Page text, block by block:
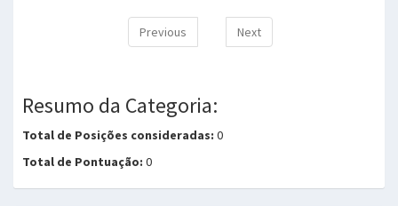
Previous Next
Resumo da Categoria:
Total de Posições consideradas: 0
Total de Pontuação: 0